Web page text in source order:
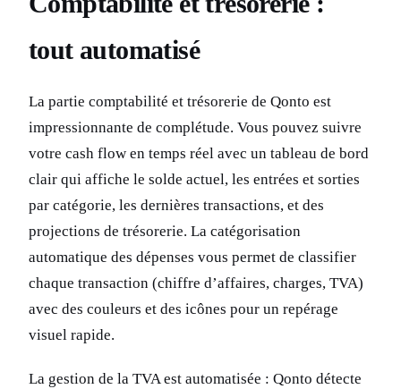
tout automatisé
La partie comptabilité et trésorerie de Qonto est
impressionnante de complétude. Vous pouvez suivre
votre cash flow en temps réel avec un tableau de bord
clair qui affiche le solde actuel, les entrées et sorties
par catégorie, les dernières transactions, et des
projections de trésorerie. La catégorisation
automatique des dépenses vous permet de classifier
chaque transaction (chiffre d’affaires, charges, TVA)
avec des couleurs et des icônes pour un repérage
visuel rapide.
La gestion de la TVA est automatisée : Qonto détecte